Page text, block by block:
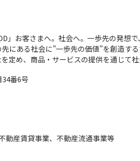
」お客さまへ。社会へ。一歩先の発想
にある社会に”一歩先の価値”を創造す
定め、商品・サービスの提供を通じて社
番6号
産賃貸事業、不動産流通事業等